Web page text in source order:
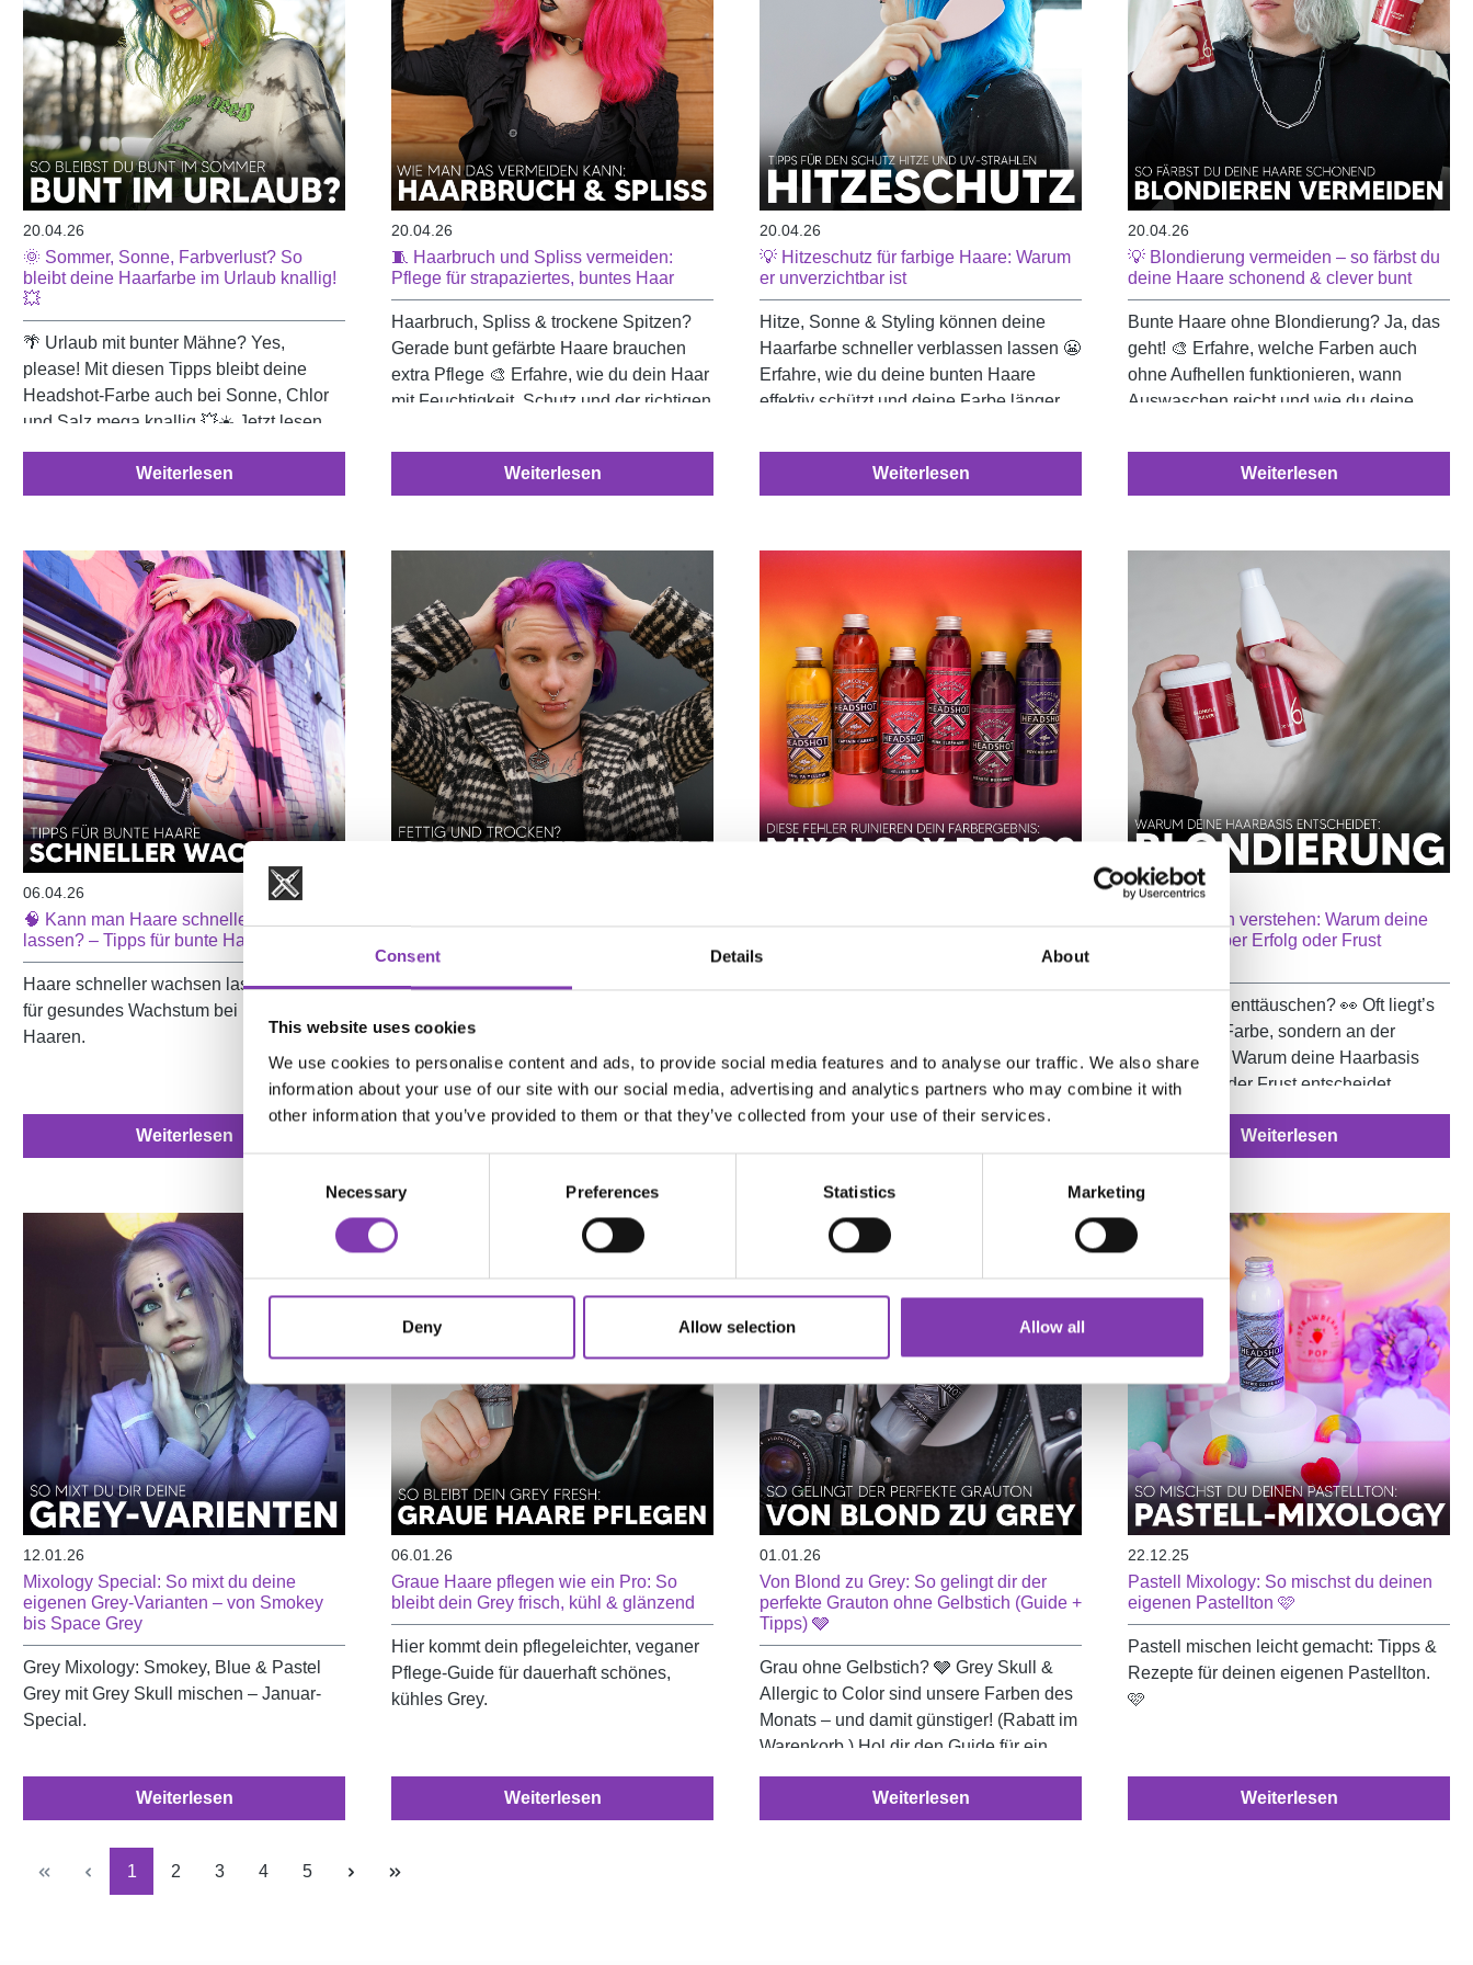
Consent Details About
This website uses cookies
We use cookies to personalise content and ads, to provide social media features and to analyse our traffic. We also share
information about your use of our site with our social media, advertising and analytics partners who may combine it with
other information that you’ve provided to them or that they’ve collected from your use of their services.
Necessary Preferences Statistics Marketing
Deny Allow selection Allow all
20.04.26
🌞 Sommer, Sonne, Farbverlust? So
bleibt deine Haarfarbe im Urlaub knallig!
💥
🌴 Urlaub mit bunter Mähne? Yes,
please! Mit diesen Tipps bleibt deine
Headshot-Farbe auch bei Sonne, Chlor
und Salz mega knallig 💥☀️ Jetzt lesen
und den Sommer farbenfroh genießen! 🌈
Weiterlesen
20.04.26
🧵 Haarbruch und Spliss vermeiden:
Pflege für strapaziertes, buntes Haar
Haarbruch, Spliss & trockene Spitzen?
Gerade bunt gefärbte Haare brauchen
extra Pflege 🎨 Erfahre, wie du dein Haar
mit Feuchtigkeit, Schutz und der richtigen
und strahlende Farben 💚
Weiterlesen
20.04.26
💡 Hitzeschutz für farbige Haare: Warum
er unverzichtbar ist
Hitze, Sonne & Styling können deine
Haarfarbe schneller verblassen lassen 😬
Erfahre, wie du deine bunten Haare
effektiv schützt und deine Farbe länger
Weiterlesen
20.04.26
💡 Blondierung vermeiden – so färbst du
deine Haare schonend & clever bunt
Bunte Haare ohne Blondierung? Ja, das
geht! 🎨 Erfahre, welche Farben auch
ohne Aufhellen funktionieren, wann
Auswaschen reicht und wie du deine
Farblook vorbereitest 💚
Weiterlesen
06.04.26
🧠 Kann man Haare schneller wachsen
lassen? – Tipps für bunte Haare
Haare schneller wachsen lassen? Tipps
für gesundes Wachstum bei bunten
Haaren.
Weiterlesen
Balance
So bringst du sie wieder ins
Gleichgewicht.
02.02.26
🧠 Blondieren verstehen: Warum deine
Haarbasis über Erfolg oder Frust
Bunte Haare enttäuschen? 👀 Oft liegt’s
nicht an der Farbe, sondern an der
Blondierung! Warum deine Haarbasis
über Erfolg oder Frust entscheidet,
erklären wir dir im neuen Blogartikel 🧠✨
Weiterlesen
12.01.26
Mixology Special: So mixt du deine
eigenen Grey-Varianten – von Smokey
bis Space Grey
Grey Mixology: Smokey, Blue & Pastel
Grey mit Grey Skull mischen – Januar-
Special.
Weiterlesen
06.01.26
Graue Haare pflegen wie ein Pro: So
bleibt dein Grey frisch, kühl & glänzend
Hier kommt dein pflegeleichter, veganer
Pflege-Guide für dauerhaft schönes,
kühles Grey.
Weiterlesen
01.01.26
Von Blond zu Grey: So gelingt dir der
perfekte Grauton ohne Gelbstich (Guide +
Tipps) 🩶
Grau ohne Gelbstich? 🩶 Grey Skull &
Allergic to Color sind unsere Farben des
Monats – und damit günstiger! (Rabatt im
Warenkorb.) Hol dir den Guide für ein
perfektes, kühles Grey. ✨
Weiterlesen
22.12.25
Pastell Mixology: So mischst du deinen
eigenen Pastellton 🩷
Pastell mischen leicht gemacht: Tipps &
Rezepte für deinen eigenen Pastellton.
🩷
Weiterlesen
Seite
1 Seite
2 Seite
3 Seite
4 Seite
5